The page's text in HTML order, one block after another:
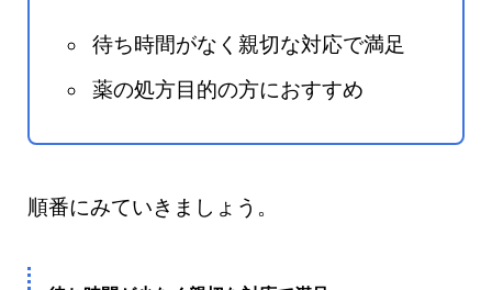
待ち時間がなく親切な対応で満足
薬の処方目的の方におすすめ
順番にみていきましょう。